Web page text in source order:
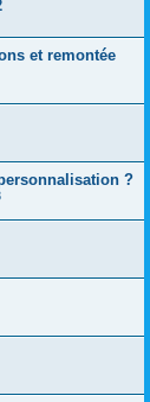
et remontée
?